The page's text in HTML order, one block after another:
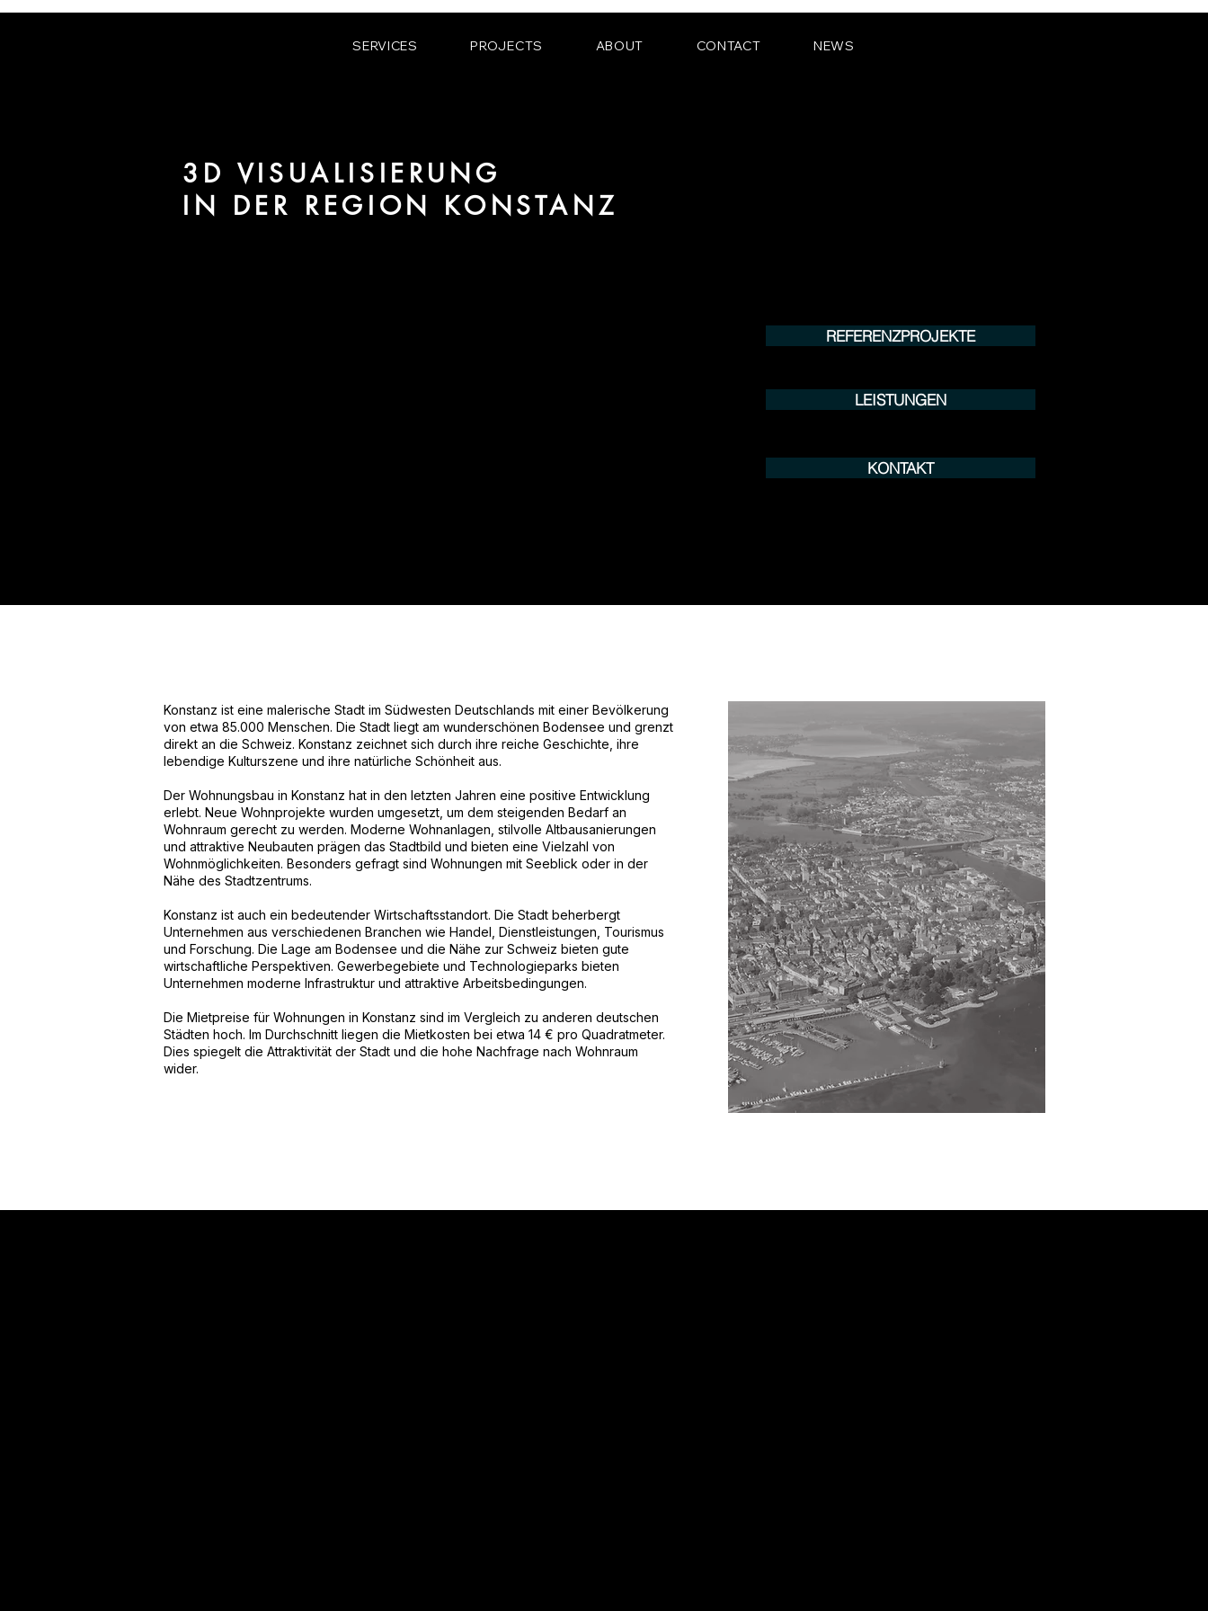
SERVICES PROJECTS ABOUT CONTACT NEWS
3D VISUALISIERUNG
IN DER REGION KONSTANZ
KONTAKT
LEISTUNGEN
REFERENZPROJEKTE
Konstanz ist eine malerische Stadt im Südwesten Deutschlands mit einer Bevölkerung
von etwa 85.000 Menschen. Die Stadt liegt am wunderschönen Bodensee und grenzt
direkt an die Schweiz. Konstanz zeichnet sich durch ihre reiche Geschichte, ihre
lebendige Kulturszene und ihre natürliche Schönheit aus.
Der Wohnungsbau in Konstanz hat in den letzten Jahren eine positive Entwicklung
erlebt. Neue Wohnprojekte wurden umgesetzt, um dem steigenden Bedarf an
Wohnraum gerecht zu werden. Moderne Wohnanlagen, stilvolle Altbausanierungen
und attraktive Neubauten prägen das Stadtbild und bieten eine Vielzahl von
Wohnmöglichkeiten. Besonders gefragt sind Wohnungen mit Seeblick oder in der
Nähe des Stadtzentrums.
Konstanz ist auch ein bedeutender Wirtschaftsstandort. Die Stadt beherbergt
Unternehmen aus verschiedenen Branchen wie Handel, Dienstleistungen, Tourismus
und Forschung. Die Lage am Bodensee und die Nähe zur Schweiz bieten gute
wirtschaftliche Perspektiven. Gewerbegebiete und Technologieparks bieten
Unternehmen moderne Infrastruktur und attraktive Arbeitsbedingungen.
Die Mietpreise für Wohnungen in Konstanz sind im Vergleich zu anderen deutschen
Städten hoch. Im Durchschnitt liegen die Mietkosten bei etwa 14 € pro Quadratmeter.
Dies spiegelt die Attraktivität der Stadt und die hohe Nachfrage nach Wohnraum
wider.